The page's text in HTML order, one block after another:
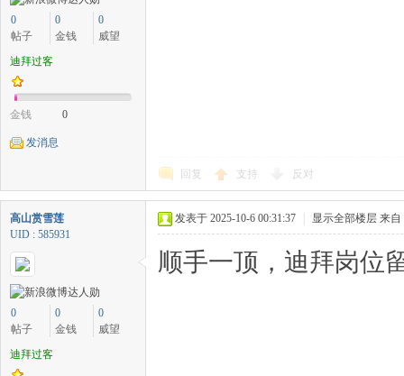
0
帖子
0
金钱
0
威望
迪拜过客
金钱 0
发消息
回复 支持 反对
高山赏雪莲
UID : 585931
0
帖子
0
金钱
0
威望
迪拜过客
发表于 2025-10-6 00:31:37 显示全部楼层 来自
顺手一顶，迪拜岗位